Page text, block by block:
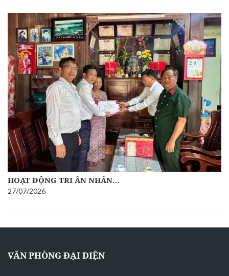
ĐOÀN CÔNG TÁC TẬP ĐOÀN…
24/07/2026
VĂN PHÒNG ĐẠI DIỆN